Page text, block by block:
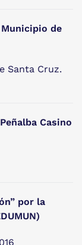
de
Santa Cruz.
Casino
por la